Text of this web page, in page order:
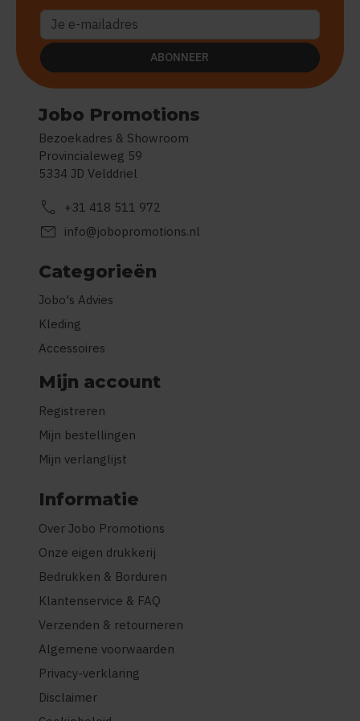
Jobo Promotions
Bezoekadres & Showroom
Provincialeweg 59
5334 JD Velddriel
call +31 418 511 972
mail info@jobopromotions.nl
Categorieën
Jobo's Advies
Kleding
Accessoires
Mijn account
Registreren
Mijn bestellingen
Mijn verlanglijst
Informatie
Over Jobo Promotions
Onze eigen drukkerij
Bedrukken & Borduren
Klantenservice & FAQ
Verzenden & retourneren
Algemene voorwaarden
Privacy-verklaring
Disclaimer
ABONNEER